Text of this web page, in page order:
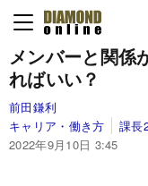
メンバーと関係
ればいい？
前田鎌利
キャリア・働き方
課長
2022年9月10日 3:45